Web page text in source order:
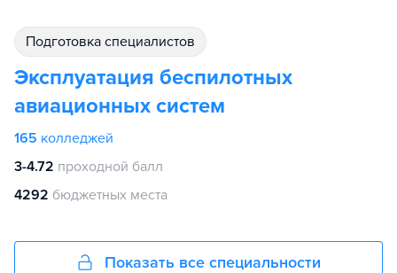
подготовка специалистов
Эксплуатация беспилотных
авиационных систем
165 колледжей
3-4.72 проходной балл
4292 бюджетных места
Показать все специальности